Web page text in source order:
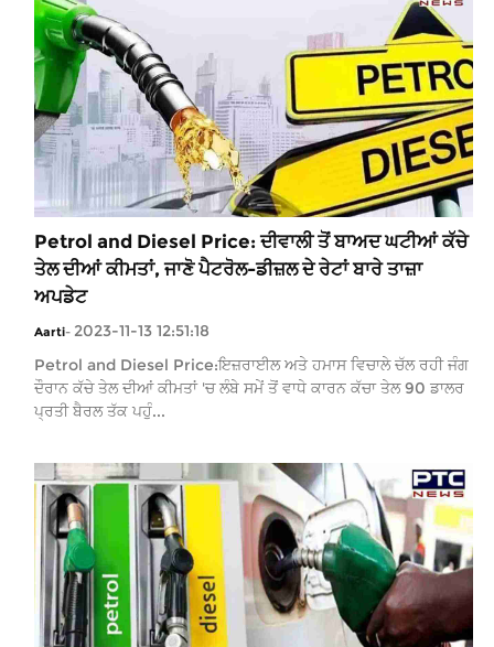
Petrol and Diesel Price: ਦੀਵਾਲੀ ਤੋਂ ਬਾਅਦ ਘਟੀਆਂ ਕੱਚੇ
ਤੇਲ ਦੀਆਂ ਕੀਮਤਾਂ, ਜਾਣੋ ਪੈਟਰੋਲ-ਡੀਜ਼ਲ ਦੇ ਰੇਟਾਂ ਬਾਰੇ ਤਾਜ਼ਾ
ਅਪਡੇਟ
Aarti- 2023-11-13 12:51:18
Petrol and Diesel Price:ਇਜ਼ਰਾਈਲ ਅਤੇ ਹਮਾਸ ਵਿਚਾਲੇ ਚੱਲ ਰਹੀ ਜੰਗ
ਦੌਰਾਨ ਕੱਚੇ ਤੇਲ ਦੀਆਂ ਕੀਮਤਾਂ 'ਚ ਲੰਬੇ ਸਮੇਂ ਤੋਂ ਵਾਧੇ ਕਾਰਨ ਕੱਚਾ ਤੇਲ 90 ਡਾਲਰ
ਪ੍ਰਤੀ ਬੈਰਲ ਤੱਕ ਪਹੁੰ...